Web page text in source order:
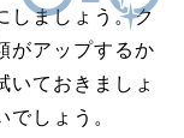
しましょう。ク
がアップするか
いておきましょ
しょう。